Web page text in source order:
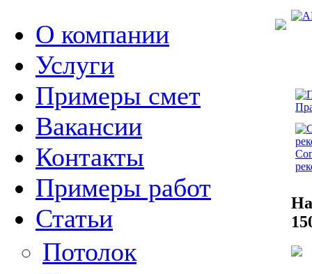
О компании
Услуги
Примеры смет
Вакансии
Контакты
Примеры работ
Статьи
Потолок